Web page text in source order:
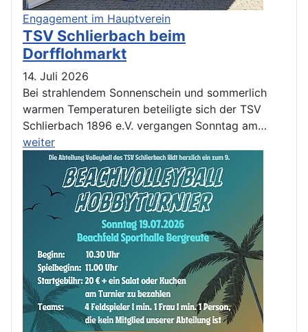
Engagement im Hauptverein
TSV Schlierbach beim
Dorfflohmarkt
14. Juli 2026
Bei strahlendem Sonnenschein und sommerlich
warmen Temperaturen beteiligte sich der TSV
Schlierbach 1896 e.V. vergangen Sonntag am…
weiter